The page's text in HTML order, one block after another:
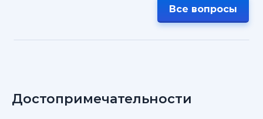
Все вопросы
Достопримечательности